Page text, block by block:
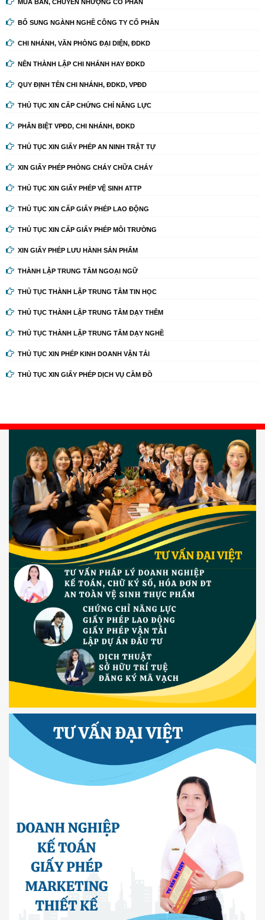
MUA BÁN, CHUYỂN NHƯỢNG CỔ PHẦN
BỔ SUNG NGÀNH NGHỀ CÔNG TY CỔ PHẦN
CHI NHÁNH, VĂN PHÒNG ĐẠI DIỆN, ĐDKD
NÊN THÀNH LẬP CHI NHÁNH HAY ĐDKD
QUY ĐỊNH TÊN CHI NHÁNH, ĐDKD, VPĐD
THỦ TỤC XIN CẤP CHỨNG CHỈ NĂNG LỰC
PHÂN BIỆT VPĐD, CHI NHÁNH, ĐDKD
THỦ TỤC XIN GIẤY PHÉP AN NINH TRẬT TỰ
XIN GIẤY PHÉP PHÒNG CHÁY CHỮA CHÁY
THỦ TỤC XIN GIẤY PHÉP VỆ SINH ATTP
THỦ TỤC XIN CẤP GIẤY PHÉP LAO ĐỘNG
THỦ TỤC XIN CẤP GIẤY PHÉP MÔI TRƯỜNG
XIN GIẤY PHÉP LƯU HÀNH SẢN PHẨM
THÀNH LẬP TRUNG TÂM NGOẠI NGỮ
THỦ TỤC THÀNH LẬP TRUNG TÂM TIN HỌC
THỦ TỤC THÀNH LẬP TRUNG TÂM DẠY THÊM
THỦ TỤC THÀNH LẬP TRUNG TÂM DẠY NGHỀ
THỦ TỤC XIN PHÉP KINH DOANH VẬN TẢI
THỦ TỤC XIN GIẤY PHÉP DỊCH VỤ CẦM ĐỒ